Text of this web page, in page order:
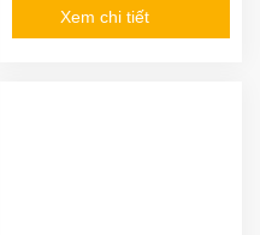
Xem chi tiết